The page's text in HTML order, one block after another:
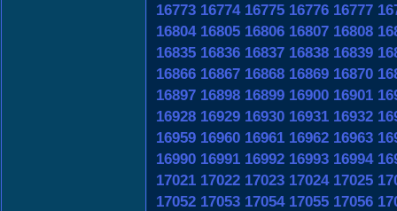
16773 16774 16775 16776 16777
16804 16805 16806 16807 16808
16835 16836 16837 16838 16839
16866 16867 16868 16869 16870
16897 16898 16899 16900 16901
16928 16929 16930 16931 16932
16959 16960 16961 16962 16963
16990 16991 16992 16993 16994
17021 17022 17023 17024 17025
17052 17053 17054 17055 17056